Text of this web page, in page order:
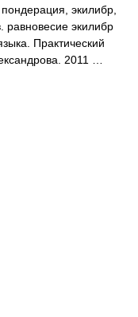
экилибр,
равновесие экилибр
Практический
2011 …